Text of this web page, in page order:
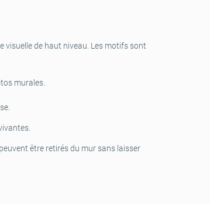
visuelle de haut niveau. Les motifs sont
murales.
être retirés du mur sans laisser